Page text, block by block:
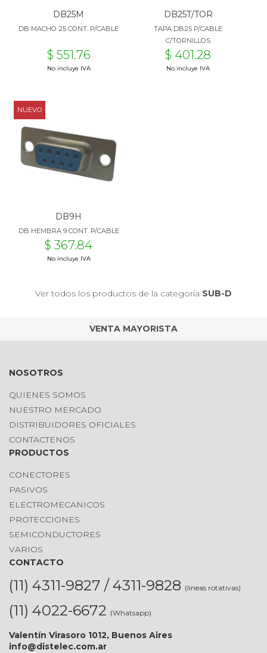
DB25M
DB MACHO 25 CONT. P/CABLE
$ 551.76
No incluye IVA
DB25T/TOR
TAPA DB25 P/CABLE
C/TORNILLOS
$ 401.28
No incluye IVA
NUEVO
DB9H
DB HEMBRA 9 CONT. P/CABLE
$ 367.84
No incluye IVA
Ver todos los productos de la categoría SUB-D
VENTA MAYORISTA
NOSOTROS
QUIENES SOMOS
NUESTRO MERCADO
DISTRIBUIDORES OFICIALES
CONTACTENOS
PRODUCTOS
CONECTORES
PASIVOS
ELECTROMECANICOS
PROTECCIONES
SEMICONDUCTORES
VARIOS
CONTACTO
(11) 4311-9827 / 4311-9828 (lineas rotativas)
(11) 4022-6672 (Whatsapp)
Valentín Virasoro 1012, Buenos Aires
info@distelec.com.ar